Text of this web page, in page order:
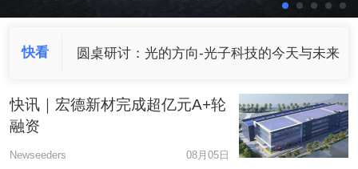
快看 圆桌研讨：光的方向-光子科技的今天与未来
首发|辅易航智能获A+轮投资，敦钧资本、新
安江资本、黄山战新基金出手
商业载人航天科技企业「穿越者」完成数千万
快讯｜宏德新材完成超亿元A+轮
融资
Newseeders 08月05日